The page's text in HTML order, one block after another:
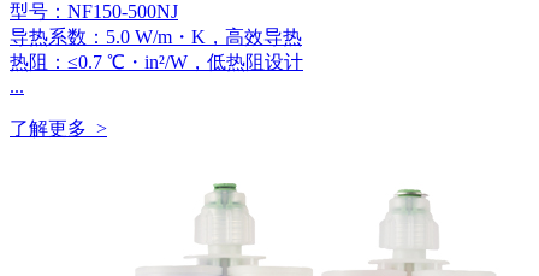
型号：NF150-500NJ
导热系数：5.0 W/m・K，高效导热
热阻：≤0.7 ℃・in²/W，低热阻设计
...
了解更多 >